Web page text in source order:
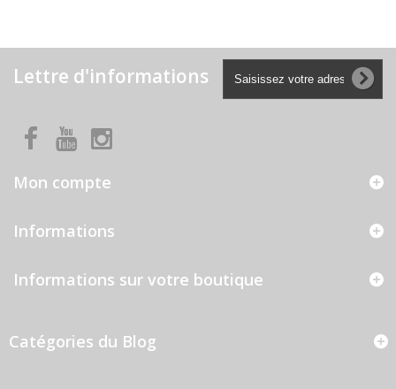
Lettre d'informations
Mon compte
Informations
Informations sur votre boutique
Catégories du Blog